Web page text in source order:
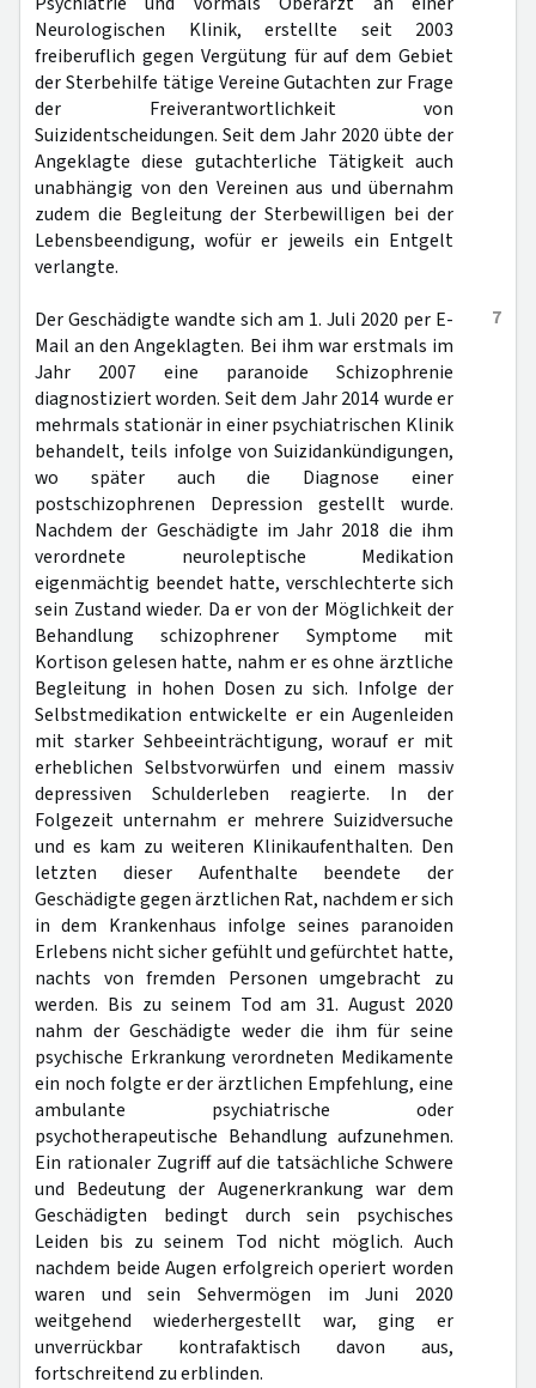
Neurologischen Klinik, erstellte seit 2003
freiberuflich gegen Vergütung für auf dem Gebiet
der Sterbehilfe tätige Vereine Gutachten zur Frage
der Freiverantwortlichkeit von
Suizidentscheidungen. Seit dem Jahr 2020 übte der
Angeklagte diese gutachterliche Tätigkeit auch
unabhängig von den Vereinen aus und übernahm
zudem die Begleitung der Sterbewilligen bei der
Lebensbeendigung, wofür er jeweils ein Entgelt
verlangte.
7
Der Geschädigte wandte sich am 1. Juli 2020 per E-
Mail an den Angeklagten. Bei ihm war erstmals im
Jahr 2007 eine paranoide Schizophrenie
diagnostiziert worden. Seit dem Jahr 2014 wurde er
mehrmals stationär in einer psychiatrischen Klinik
behandelt, teils infolge von Suizidankündigungen,
wo später auch die Diagnose einer
postschizophrenen Depression gestellt wurde.
Nachdem der Geschädigte im Jahr 2018 die ihm
verordnete neuroleptische Medikation
eigenmächtig beendet hatte, verschlechterte sich
sein Zustand wieder. Da er von der Möglichkeit der
Behandlung schizophrener Symptome mit
Kortison gelesen hatte, nahm er es ohne ärztliche
Begleitung in hohen Dosen zu sich. Infolge der
Selbstmedikation entwickelte er ein Augenleiden
mit starker Sehbeeinträchtigung, worauf er mit
erheblichen Selbstvorwürfen und einem massiv
depressiven Schulderleben reagierte. In der
Folgezeit unternahm er mehrere Suizidversuche
und es kam zu weiteren Klinikaufenthalten. Den
letzten dieser Aufenthalte beendete der
Geschädigte gegen ärztlichen Rat, nachdem er sich
in dem Krankenhaus infolge seines paranoiden
Erlebens nicht sicher gefühlt und gefürchtet hatte,
nachts von fremden Personen umgebracht zu
werden. Bis zu seinem Tod am 31. August 2020
nahm der Geschädigte weder die ihm für seine
psychische Erkrankung verordneten Medikamente
ein noch folgte er der ärztlichen Empfehlung, eine
ambulante psychiatrische oder
psychotherapeutische Behandlung aufzunehmen.
Ein rationaler Zugriff auf die tatsächliche Schwere
und Bedeutung der Augenerkrankung war dem
Geschädigten bedingt durch sein psychisches
Leiden bis zu seinem Tod nicht möglich. Auch
nachdem beide Augen erfolgreich operiert worden
waren und sein Sehvermögen im Juni 2020
weitgehend wiederhergestellt war, ging er
unverrückbar kontrafaktisch davon aus,
fortschreitend zu erblinden.